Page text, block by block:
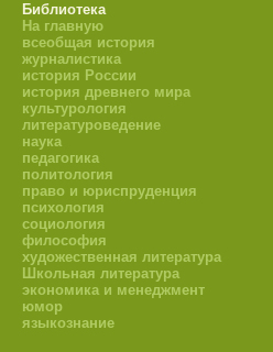
Библиотека
На главную
всеобщая история
журналистика
история России
история древнего мира
культурология
литературоведение
наука
педагогика
политология
право и юриспруденция
психология
социология
философия
художественная литература
Школьная литература
экономика и менеджмент
юмор
языкознание